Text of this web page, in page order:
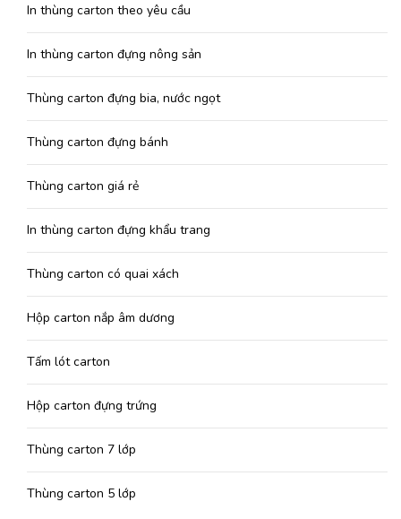
In thùng carton theo yêu cầu
In thùng carton đựng nông sản
Thùng carton đựng bia, nước ngọt
Thùng carton đựng bánh
Thùng carton giá rẻ
In thùng carton đựng khẩu trang
Thùng carton có quai xách
Hộp carton nắp âm dương
Tấm lót carton
Hộp carton đựng trứng
Thùng carton 7 lớp
Thùng carton 5 lớp